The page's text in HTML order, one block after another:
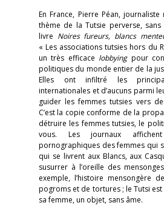
En France, Pierre Péan,
thème de la Tutsie perverse,
livre Noires fureurs, blancs
« Les associations tutsies hors du
un très efficace lobbyingpour
politiques du monde entier de la
Elles ont infiltré les
internationales et d’aucuns parmi
guider les femmes tutsies vers
C’est la copie conforme de la
détruire les femmes tutsies, le
vous. Les journaux
pornographiques des femmes qui
qui se livrent aux Blancs, aux
susurrer à l’oreille des
exemple, l’histoire mensongère
pogroms et de tortures ; le Tutsi
sa femme, un objet, sans âme.